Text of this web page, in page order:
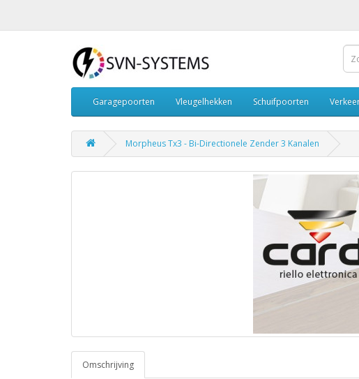
Garagepoorten Vleugelhekken Schuifpoorten
Morpheus Tx3 - Bi-Directionele Zender 3 Kanalen
Omschrijving